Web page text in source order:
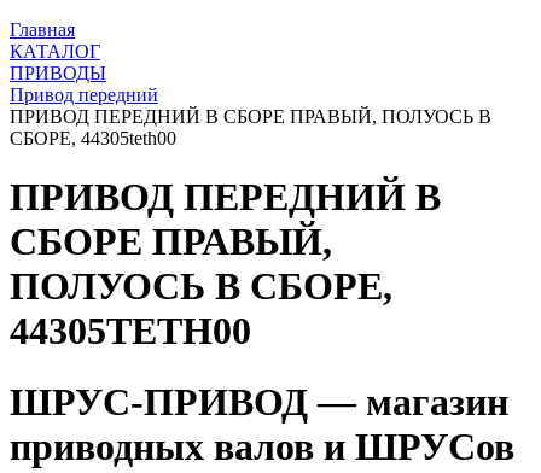
Главная
КАТАЛОГ
ПРИВОДЫ
Привод передний
ПРИВОД ПЕРЕДНИЙ В СБОРЕ ПРАВЫЙ, ПОЛУОСЬ В
СБОРЕ, 44305teth00
ПРИВОД ПЕРЕДНИЙ В
СБОРЕ ПРАВЫЙ,
ПОЛУОСЬ В СБОРЕ,
44305TETH00
ШРУС-ПРИВОД — магазин
приводных валов и ШРУСов